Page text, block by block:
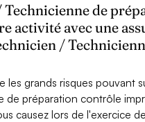
Technicienne de
activité avec une
/
grands risques pouvant
de préparation contrôle
causez lors de l'exercice